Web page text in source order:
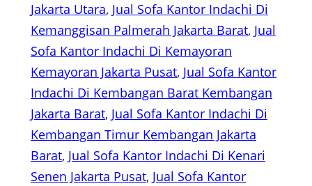
Jakarta Utara, Jual Sofa Kantor Indachi Di
Kemanggisan Palmerah Jakarta Barat, Jual
Sofa Kantor Indachi Di Kemayoran
Kemayoran Jakarta Pusat, Jual Sofa Kantor
Indachi Di Kembangan Barat Kembangan
Jakarta Barat, Jual Sofa Kantor Indachi Di
Kembangan Timur Kembangan Jakarta
Barat, Jual Sofa Kantor Indachi Di Kenari
Senen Jakarta Pusat, Jual Sofa Kantor